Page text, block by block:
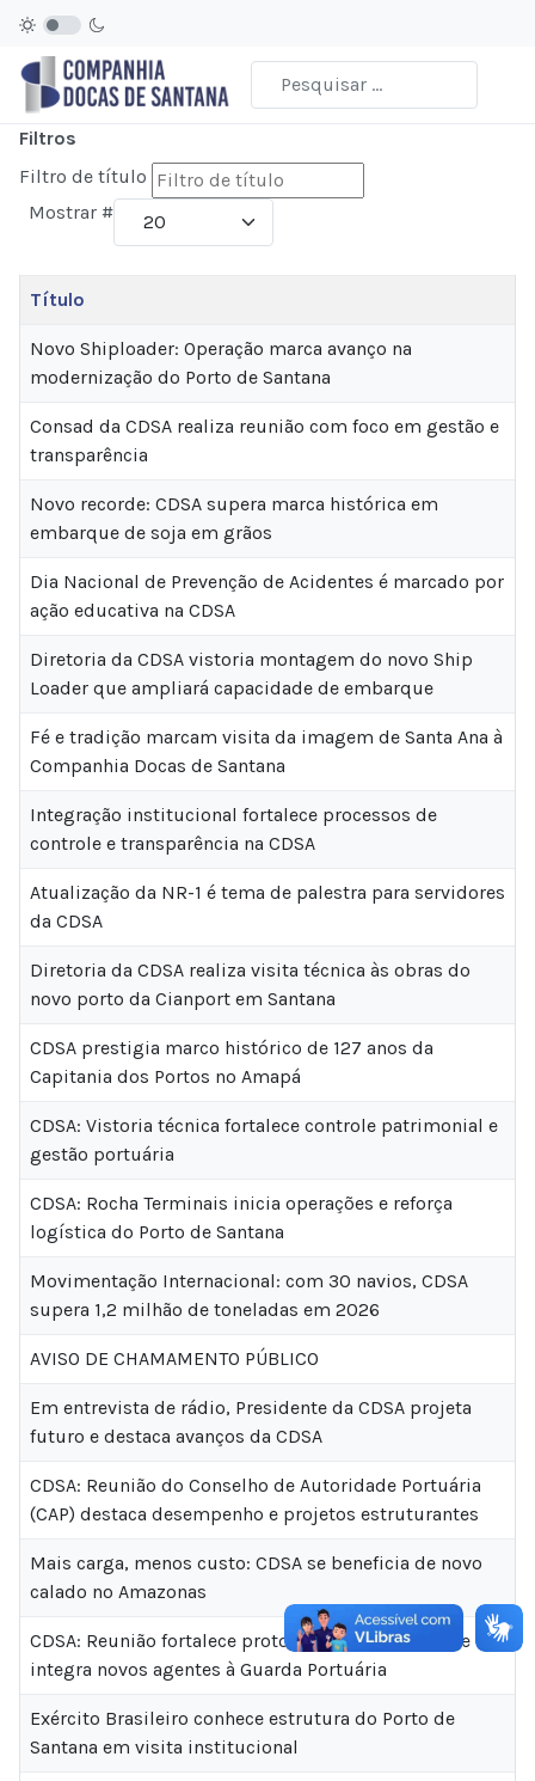
Filtros
Filtro de título
Mostrar #
Título
Novo Shiploader: Operação marca avanço na
modernização do Porto de Santana
Consad da CDSA realiza reunião com foco em gestão e
transparência
Novo recorde: CDSA supera marca histórica em
embarque de soja em grãos
Dia Nacional de Prevenção de Acidentes é marcado por
ação educativa na CDSA
Diretoria da CDSA vistoria montagem do novo Ship
Loader que ampliará capacidade de embarque
Fé e tradição marcam visita da imagem de Santa Ana à
Companhia Docas de Santana
Integração institucional fortalece processos de
controle e transparência na CDSA
Atualização da NR-1 é tema de palestra para servidores
da CDSA
Diretoria da CDSA realiza visita técnica às obras do
novo porto da Cianport em Santana
CDSA prestigia marco histórico de 127 anos da
Capitania dos Portos no Amapá
CDSA: Vistoria técnica fortalece controle patrimonial e
gestão portuária
CDSA: Rocha Terminais inicia operações e reforça
logística do Porto de Santana
Movimentação Internacional: com 30 navios, CDSA
supera 1,2 milhão de toneladas em 2026
AVISO DE CHAMAMENTO PÚBLICO
Em entrevista de rádio, Presidente da CDSA projeta
futuro e destaca avanços da CDSA
CDSA: Reunião do Conselho de Autoridade Portuária
(CAP) destaca desempenho e projetos estruturantes
Mais carga, menos custo: CDSA se beneficia de novo
calado no Amazonas
CDSA: Reunião fortalece protocolos de segurança e
integra novos agentes à Guarda Portuária
Exército Brasileiro conhece estrutura do Porto de
Santana em visita institucional